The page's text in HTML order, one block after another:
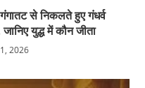
से निकलते हुए गंधर्व
युद्ध में कौन जीता
2026